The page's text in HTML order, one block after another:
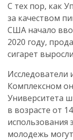
С тех пор, как
за качеством
США начало
2020 году,
сигарет
Исследователи
Комплексном
Университета
в возрасте от
использования
молодежь